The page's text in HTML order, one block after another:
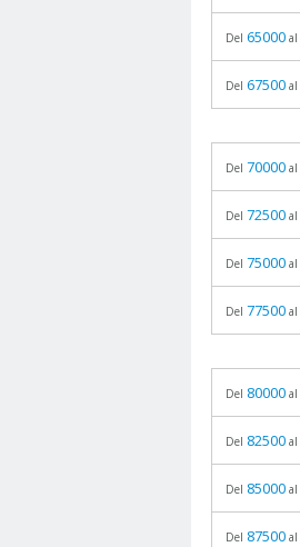
Del 65000 al
Del 67500 al
Del 70000 al
Del 72500 al
Del 75000 al
Del 77500 al
Del 80000 al
Del 82500 al
Del 85000 al
Del 87500 al